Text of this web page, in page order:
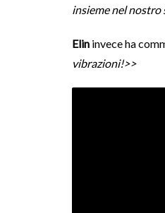
insieme nel nostro
Elin invece ha
vibrazioni!>>